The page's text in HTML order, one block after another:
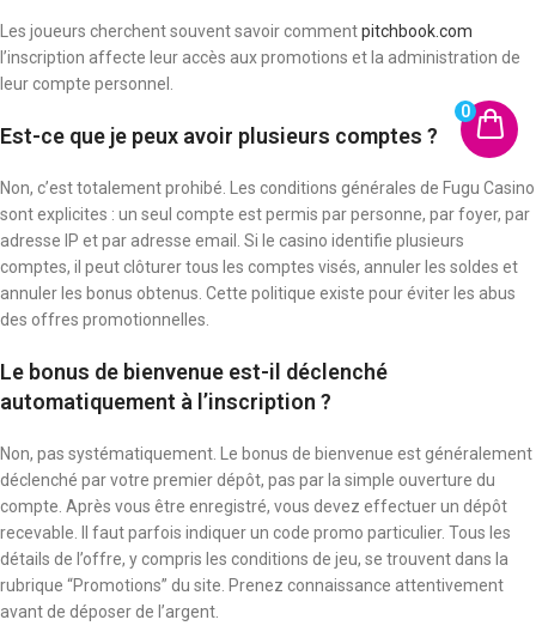
Les joueurs cherchent souvent savoir commentpitchbook.com
l’inscription affecte leur accès aux promotions et la administration de
leur compte personnel.
Est-ce que je peux avoir plusieurs comptes ?
Non, c’est totalement prohibé. Les conditions générales de Fugu Casino
sont explicites : un seul compte est permis par personne, par foyer, par
adresse IP et par adresse email. Si le casino identifie plusieurs
comptes, il peut clôturer tous les comptes visés, annuler les soldes et
annuler les bonus obtenus. Cette politique existe pour éviter les abus
des offres promotionnelles.
Le bonus de bienvenue est-il déclenché
automatiquement à l’inscription ?
Non, pas systématiquement. Le bonus de bienvenue est généralement
déclenché par votre premier dépôt, pas par la simple ouverture du
compte. Après vous être enregistré, vous devez effectuer un dépôt
recevable. Il faut parfois indiquer un code promo particulier. Tous les
détails de l’offre, y compris les conditions de jeu, se trouvent dans la
rubrique “Promotions” du site. Prenez connaissance attentivement
avant de déposer de l’argent.
0